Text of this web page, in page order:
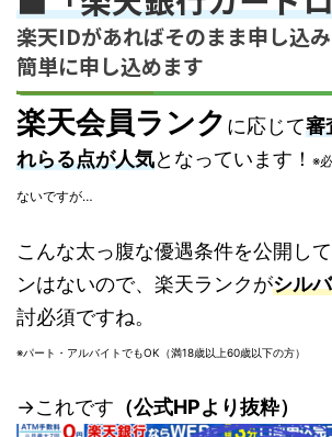
楽天IDがあればそのまま申し込
簡単に申し込めます
楽天会員ランク に応じて審
れらる点が人気となっています！ ※
ないですが…
こんな太っ腹な優遇条件を公開し
ンはないので、楽天ランクがシル
討必須ですね。
※パート・アルバイトでもOK（満18歳以上60歳以下の方）
→これです （公式HPより抜粋）